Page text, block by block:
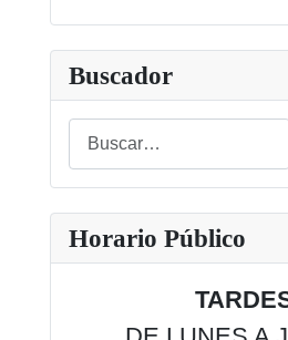
Buscador
Buscar
Type 2 or more
Horario Público